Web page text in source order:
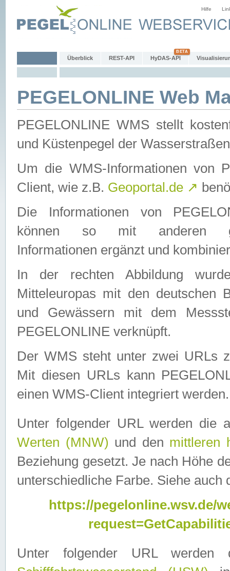
Hilfe
Überblick REST-API HyDAS-API
PEGELONLINE Web
PEGELONLINE WMS stellt
und Küstenpegel der
Um die WMS-Informationen von
Client, wie z.B. Geoportal.de ↗
Die Informationen von
können so mit anderen
Informationen ergänzt und
In der rechten Abbildung
Mitteleuropas mit den deutschen
und Gewässern mit dem
PEGELONLINE verknüpft.
Der WMS steht unter zwei URLs
Mit diesen URLs kann
einen WMS-Client integriert werden.
Unter folgender URL werden die
Werten (MNW) und den mittleren
Beziehung gesetzt. Je nach Höhe
unterschiedliche Farbe. Siehe auch
https://pegelonline.wsv.de/
Unter folgender URL